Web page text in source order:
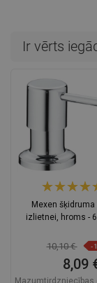
Ir vērts
Mexen
izlietnei, hroms -
10,10 € -
8,09
Mazumtirdzniecības